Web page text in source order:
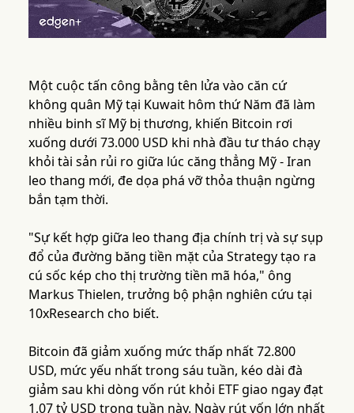
Một cuộc tấn công bằng tên lửa vào căn cứ
không quân Mỹ tại Kuwait hôm thứ Năm đã làm
nhiều binh sĩ Mỹ bị thương, khiến Bitcoin rơi
xuống dưới 73.000 USD khi nhà đầu tư tháo chạy
khỏi tài sản rủi ro giữa lúc căng thẳng Mỹ - Iran
leo thang mới, đe dọa phá vỡ thỏa thuận ngừng
bắn tạm thời.
"Sự kết hợp giữa leo thang địa chính trị và sự sụp
đổ của đường băng tiền mặt của Strategy tạo ra
cú sốc kép cho thị trường tiền mã hóa," ông
Markus Thielen, trưởng bộ phận nghiên cứu tại
10xResearch cho biết.
Bitcoin đã giảm xuống mức thấp nhất 72.800
USD, mức yếu nhất trong sáu tuần, kéo dài đà
giảm sau khi dòng vốn rút khỏi ETF giao ngay đạt
1,07 tỷ USD trong tuần này. Ngày rút vốn lớn nhất